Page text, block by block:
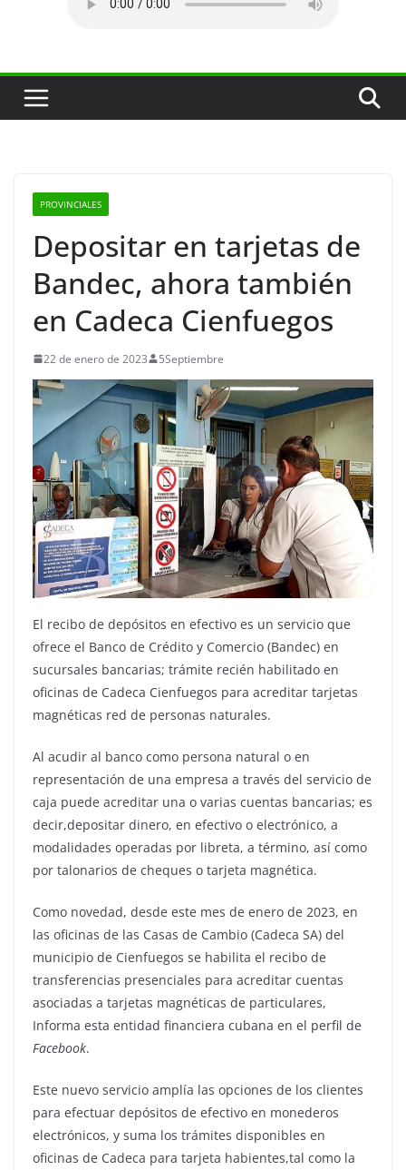
PROVINCIALES
Depositar en tarjetas de
Bandec, ahora también
en Cadeca Cienfuegos
22 de enero de 2023 5Septiembre
El recibo de depósitos en efectivo es un servicio que
ofrece el Banco de Crédito y Comercio (Bandec) en
sucursales bancarias; trámite recién habilitado en
oficinas de Cadeca Cienfuegos para acreditar tarjetas
magnéticas red de personas naturales.
Al acudir al banco como persona natural o en
representación de una empresa a través del servicio de
caja puede acreditar una o varias cuentas bancarias; es
decir,depositar dinero, en efectivo o electrónico, a
modalidades operadas por libreta, a término, así como
por talonarios de cheques o tarjeta magnética.
Como novedad, desde este mes de enero de 2023, en
las oficinas de las Casas de Cambio (Cadeca SA) del
municipio de Cienfuegos se habilita el recibo de
transferencias presenciales para acreditar cuentas
asociadas a tarjetas magnéticas de particulares,
Informa esta entidad financiera cubana en el perfil de
Facebook.
Este nuevo servicio amplía las opciones de los clientes
para efectuar depósitos de efectivo en monederos
electrónicos, y suma los trámites disponibles en
oficinas de Cadeca para tarjeta habientes,tal como la